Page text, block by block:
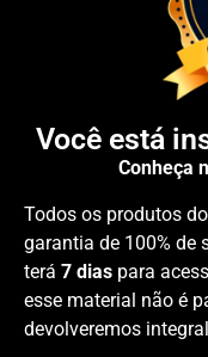
Você está
Conheça
Todos os produtos
garantia de 100% de
terá 7 dias para
esse material não é
devolveremos